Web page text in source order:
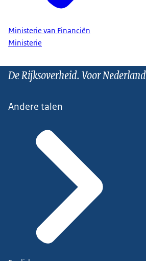
Ministerie van Financiën
Ministerie
De Rijksoverheid. Voor Nederland
Andere talen